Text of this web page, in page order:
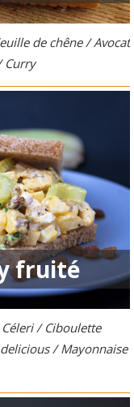
de chêne / Avocat
Curry
fruité
/ Ciboulette
/ Mayonnaise